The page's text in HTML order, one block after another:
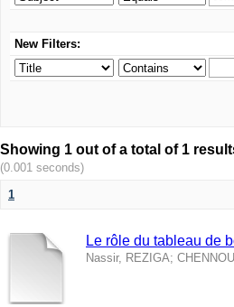
New Filters:
(0.001 seconds)
1
Le rôle du tableau de
Nassir, REZIGA;